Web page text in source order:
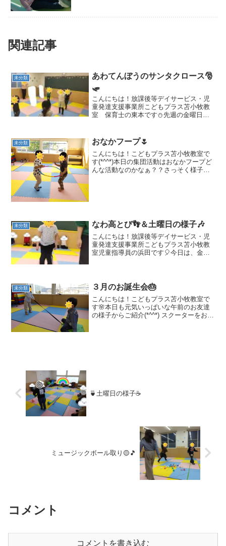
関連記事
未分類
あわてんぼうのサンタクロース🎅
🛷
こんにちは！放課後等デイサービス・児
童発達支援事業所こどもプラス苫小牧教
室 保育士の東本です⛄先週の金曜日の
ンタクロースをみんなで踊りましたよ😊
😊 音楽に合わせて踊りま...
未分類 おなかフープ🌷
こんにちは！こどもプラス苫小牧教室で
す(*^^*)本日の集団活動はおなかフープど
んな活動なのかなぁ？？さっそく様子を
未分類 なわ高とび👣＆土曜日の様子🎶
こんにちは！放課後等デイサービス・児
童発達支援事業所こどもプラス苫小牧教
室児童指導員の浜田です🎈今日は、金曜
付けて着地します✨まずは...
未分類 ３月のお誕生会🎂
こんにちは！こどもプラス苫小牧教室で
す🌸本日も元気いっぱいな午前のお友達
の様子からご紹介(*^^*) スクーターをお友
🍵土曜日の様子☕
ミュージックボール取り🟡🎵
コメント
コメントを書き込む